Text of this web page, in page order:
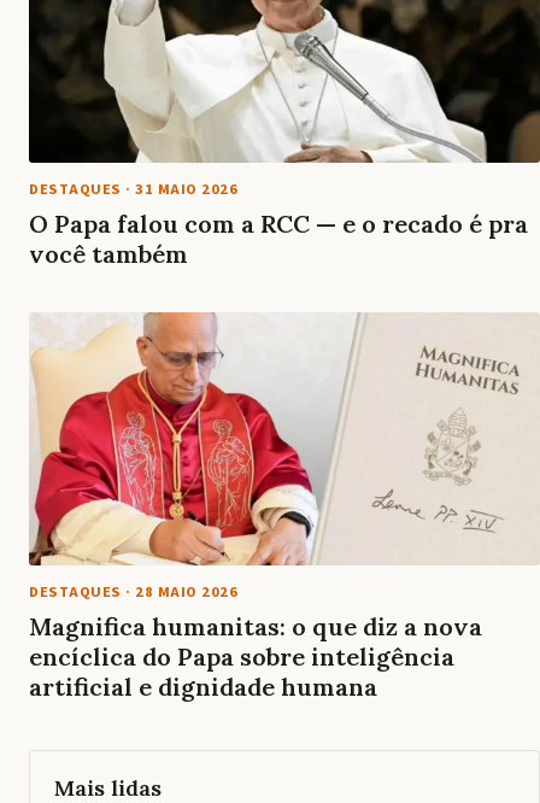
DESTAQUES · 31 MAIO 2026
O Papa falou com a RCC — e o recado é pra
você também
DESTAQUES · 28 MAIO 2026
Magnifica humanitas: o que diz a nova
encíclica do Papa sobre inteligência
artificial e dignidade humana
Mais lidas